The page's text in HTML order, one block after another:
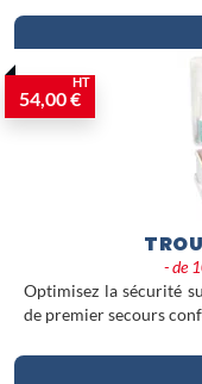
54,00 €
HT
- de
Optimisez la sécurité
de premier secours